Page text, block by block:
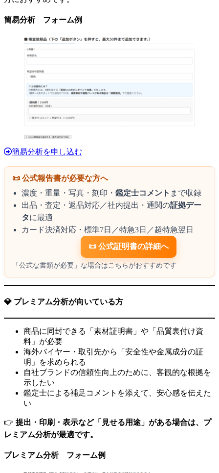
簡易分析 フォーム例
簡易分析を申し込む
📜 公式報告書が必要な方へ
濃度・重量・写真・刻印・鑑定士コメント まで収録
出品・査定・返品対応／社内提出・通関の証拠デー
タに最適
カード決済対応・標準7日／特急3日／超特急翌日
📜 公式証明書の詳細へ
「公式な書類が必要」な場合はこちらがおすすめです
💎 プレミアム分析が向いている方
商品に同封できる「素材証明書」や「品質裏付け資
料」が必要
海外バイヤー・取引先から「安全性や金属成分の証
明」を求められる
自社ブランドの信頼性向上のために、客観的な根拠を
示したい
鑑定士による補足コメントを添えて、安心感を伝えた
い
👉 提出・印刷・表示など「見せる用途」がある場合は、プ
レミアム分析が最適です。
プレミアム分析 フォーム例